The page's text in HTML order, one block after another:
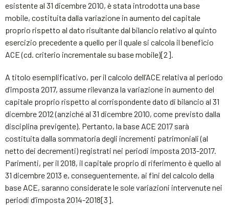
esistente al 31 dicembre 2010, è stata introdotta una base
mobile, costituita dalla variazione in aumento del capitale
proprio rispetto al dato risultante dal bilancio relativo al quinto
esercizio precedente a quello per il quale si calcola il beneficio
ACE (cd. criterio incrementale su base mobile)[2].
A titolo esemplificativo, per il calcolo dell’ACE relativa al periodo
d’imposta 2017, assume rilevanza la variazione in aumento del
capitale proprio rispetto al corrispondente dato di bilancio al 31
dicembre 2012 (anziché al 31 dicembre 2010, come previsto dalla
disciplina previgente). Pertanto, la base ACE 2017 sarà
costituita dalla sommatoria degli incrementi patrimoniali (al
netto dei decrementi) registrati nei periodi imposta 2013-2017.
Parimenti, per il 2018, il capitale proprio di riferimento è quello al
31 dicembre 2013 e, conseguentemente, ai fini del calcolo della
base ACE, saranno considerate le sole variazioni intervenute nei
periodi d’imposta 2014-2018[3].